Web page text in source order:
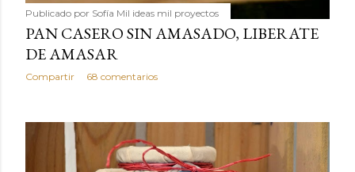
Publicado por Sofía Mil ideas mil proyectos
PAN CASERO SIN AMASADO, LIBERATE
DE AMASAR
Compartir 68 comentarios